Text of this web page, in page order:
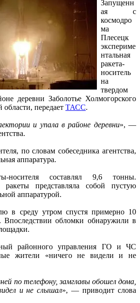
Запущенн
ая с
космодро
ма
Плесецк
экспериме
нтальная
ракета-
носитель
на
твердом
деревни Заболотье Холмогорского
области, передает ТАСС.
и упала в районе деревни», —
по словам собеседника агентства,
аппаратура.
носителя составлял 9,6 тонны.
ракеты представляла собой пустую
аппаратурой.
в среду утром спустя примерно 10
Впоследствии обломки обнаружили в
районного управления ГО и ЧС
жители «ничего не видели и не
по телефону, замглавы обошел дома,
и не слышал», — приводит слова